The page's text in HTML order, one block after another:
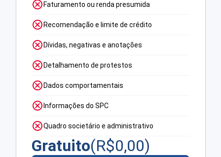
Faturamento ou renda presumida
Recomendação e limite de crédito
Dívidas, negativas e anotações
Detalhamento de protestos
Dados comportamentais
Informações do SPC
Quadro societário e administrativo
Gratuito(R$0,00)